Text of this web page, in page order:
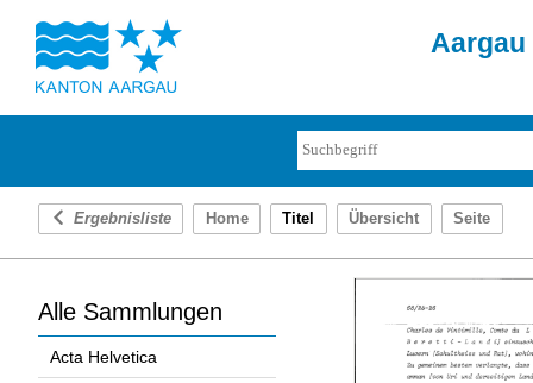
Ergebnisliste Home Titel Übersicht Seite
Alle Sammlungen
Acta Helvetica